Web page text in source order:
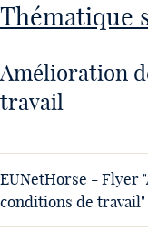
Thématique
Amélioration
travail
EUNetHorse - Flyer
conditions de travail"